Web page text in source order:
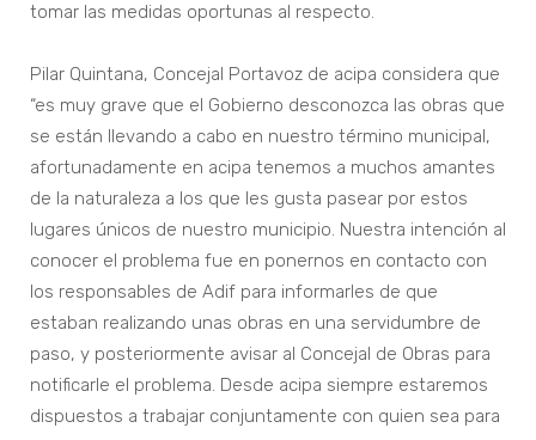
tomar las medidas oportunas al respecto.
Pilar Quintana, Concejal Portavoz de acipa considera que
“es muy grave que el Gobierno desconozca las obras que
se están llevando a cabo en nuestro término municipal,
afortunadamente en acipa tenemos a muchos amantes
de la naturaleza a los que les gusta pasear por estos
lugares únicos de nuestro municipio. Nuestra intención al
conocer el problema fue en ponernos en contacto con
los responsables de Adif para informarles de que
estaban realizando unas obras en una servidumbre de
paso, y posteriormente avisar al Concejal de Obras para
notificarle el problema. Desde acipa siempre estaremos
dispuestos a trabajar conjuntamente con quien sea para